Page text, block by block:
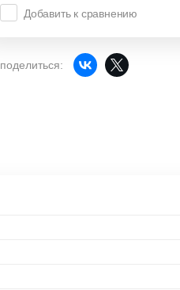
Добавить к сравнению
поделиться: